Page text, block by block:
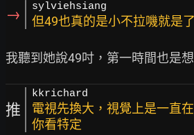
→ sylviehsiang
但49也真的是小不拉嘰就是了
推
kkrichard
電視先換大，視覺上是一直
你看特定